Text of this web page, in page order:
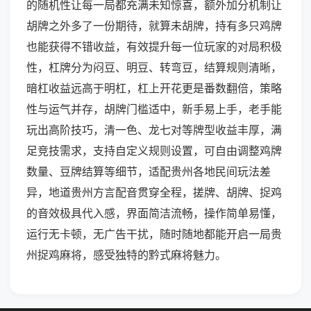
的随机性让每一局都充满未知惊喜，额外加分机制让
胡牌之外多了一份期待，就算未胡牌，持有多只鸡牌
也能获得不错收益，有效提升每一位玩家的对局积极
性，杠牌分为闷豆、明豆、转弯豆，结算规则清晰，
暗杠收益远高于明杠，杠上开花更是番数翻倍，策略
性与运气并存，胡牌门槛适中，新手易上手，老手能
玩出高阶技巧，清一色、龙七对等牌型收益丰厚，满
足竞技需求，支持自定义规则设置，可自由调整鸡牌
数量、豆牌结算等细节，适配贵州各地民间玩法差
异，地道贵州方言配音贯穿全程，搓牌、胡牌、捉鸡
的音效极具代入感，界面简洁流畅，操作简单易懂，
运行无卡顿，无广告干扰，随时随地都能开启一局贵
州捉鸡麻将，感受独特的黔式麻将魅力。